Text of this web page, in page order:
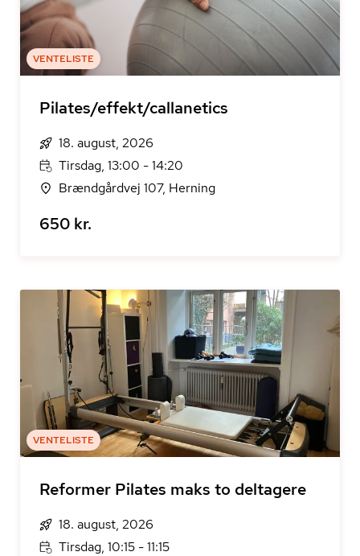
VENTELISTE
Pilates/effekt/callanetics
18. august, 2026
Tirsdag, 13:00 - 14:20
Brændgårdvej 107, Herning
650 kr.
VENTELISTE
Reformer Pilates maks to deltagere
18. august, 2026
Tirsdag, 10:15 - 11:15